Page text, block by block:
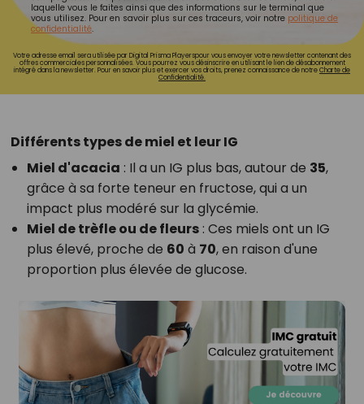
laquelle vous le faites ainsi que des informations sur le terminal que
vous utilisez. Pour en savoir plus sur ces traceurs, voir notre politique de
confidentialité.
Votre adresse email sera utilisée par Digital Prisma Playerspour vous envoyer votre newsletter contenant des
offres commerciales personnalisées. Vous pourrez vous désinscrire en utilisant le lien de désabonnement
intégré dans la newsletter. Pour en savoir plus et exercer vos droits, prenez connaissance de notreCharte de
Confidentialité.
Différents types de miel et leur IG
Miel d'acacia : Il a un IG plus bas, autour de 35,
grâce à sa forte teneur en fructose, qui a un
impact plus modéré sur la glycémie.
Miel de trèfle ou de fleurs: Ces miels ont un IG
plus élevé, proche de 60 à 70, en raison d'une
proportion plus élevée de glucose.